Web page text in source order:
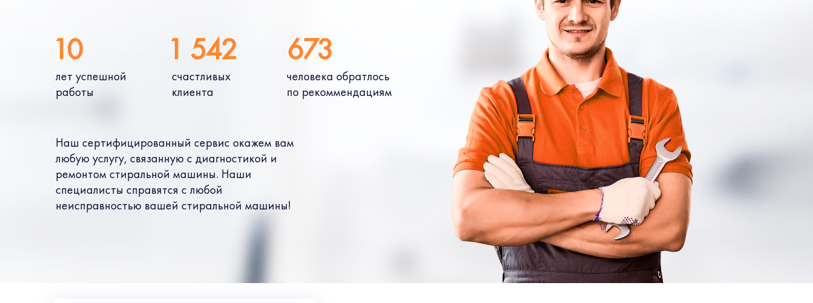
Наш сертифицированный сервис окажем вам
любую услугу, связанную с диагностикой и
ремонтом стиральной машины. Наши
специалисты справятся с любой
неисправностью вашей стиральной машины!
лет успешной
работы
10
счастливых
клиента
1 542
человека обратлось
по рекоммендациям
673